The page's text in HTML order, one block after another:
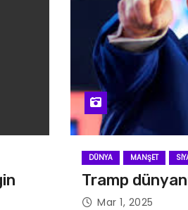
DÜNYA MANŞET
Tramp
Mar 1, 2025